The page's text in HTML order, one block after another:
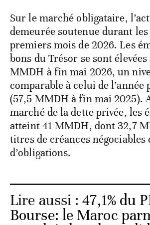
Sur le marché obligataire,
demeurée soutenue durant
premiers mois de 2026. Les
bons du Trésor se sont élevées
MMDH à fin mai 2026, un
comparable à celui de l’année
(57,5 MMDH à fin mai 2025).
marché de la dette privée, les
atteint 41 MMDH, dont 32,7
titres de créances
d’obligations.
Lire aussi :47,1% du
Bourse: le Maroc